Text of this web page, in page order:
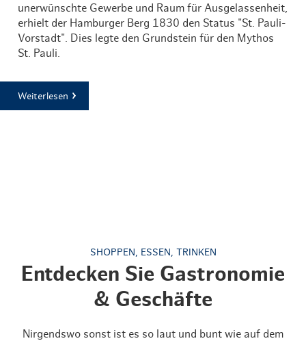
unerwünschte Gewerbe und Raum für Ausgelassenheit,
erhielt der Hamburger Berg 1830 den Status "St. Pauli-
Vorstadt". Dies legte den Grundstein für den Mythos
St. Pauli.
Weiterlesen
SHOPPEN, ESSEN, TRINKEN
Entdecken Sie Gastronomie
& Geschäfte
Nirgendswo sonst ist es so laut und bunt wie auf dem